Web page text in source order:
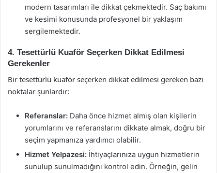
modern tasarımları ile dikkat çekmektedir. Saç bakımı
ve kesimi konusunda profesyonel bir yaklaşım
sergilemektedir.
4. Tesettürlü Kuaför Seçerken Dikkat Edilmesi
Gerekenler
Bir tesettürlü kuaför seçerken dikkat edilmesi gereken bazı
noktalar şunlardır:
Referanslar: Daha önce hizmet almış olan kişilerin
yorumlarını ve referanslarını dikkate almak, doğru bir
seçim yapmanıza yardımcı olabilir.
Hizmet Yelpazesi: İhtiyaçlarınıza uygun hizmetlerin
sunulup sunulmadığını kontrol edin. Örneğin, gelin